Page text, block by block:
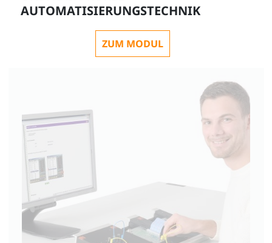
AUTOMATISIERUNGSTECHNIK
ZUM MODUL